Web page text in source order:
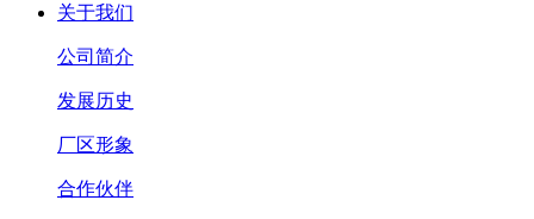
关于我们
公司简介
发展历史
厂区形象
合作伙伴